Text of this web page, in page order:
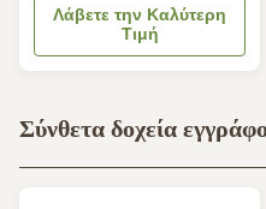
φύλλων αλουμινίου
αργιλίου εγκεκριμένο
Λάβετε την Καλύτερη
Τιμή
Σύνθετα δοχεία